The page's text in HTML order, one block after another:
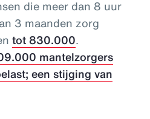
die meer dan 8 uur
3 maanden zorg
tot 830.000.
mantelzorgers
een stijging van